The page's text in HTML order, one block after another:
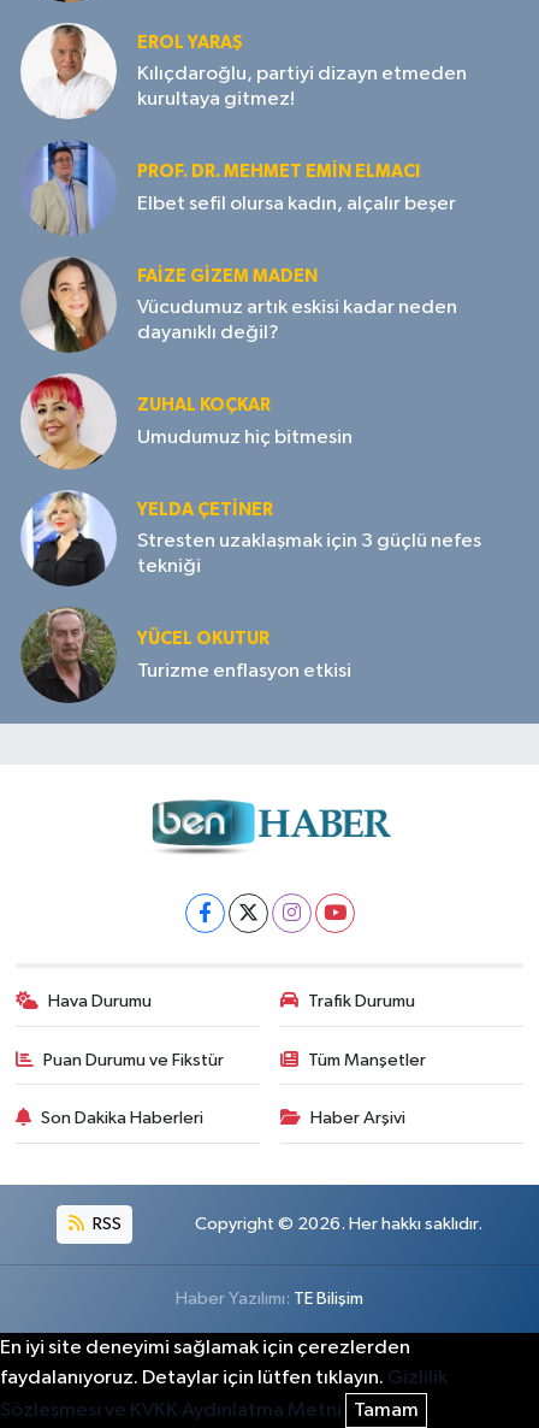
EROL YARAŞ
Kılıçdaroğlu, partiyi dizayn etmeden
kurultaya gitmez!
PROF. DR. MEHMET EMIN ELMACI
Elbet sefil olursa kadın, alçalır beşer
FAIZE GIZEM MADEN
Vücudumuz artık eskisi kadar neden
dayanıklı değil?
ZUHAL KOÇKAR
Umudumuz hiç bitmesin
YELDA ÇETİNER
Stresten uzaklaşmak için 3 güçlü nefes
tekniği
YÜCEL OKUTUR
Turizme enflasyon etkisi
Hava Durumu Trafik Durumu
Puan Durumu ve Fikstür Tüm Manşetler
Son Dakika Haberleri Haber Arşivi
RSS Copyright © 2026. Her hakkı saklıdır.
Haber Yazılımı: TE Bilişim
En iyi site deneyimi sağlamak için çerezlerden
faydalanıyoruz. Detaylar için lütfen tıklayın. Gizlilik
Sözleşmesi ve KVKK Aydınlatma Metni
Tamam